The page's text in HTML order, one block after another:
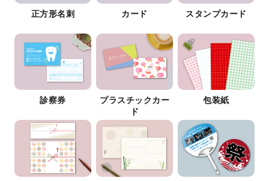
正方形名刺 カード スタンプカード
診察券
プラスチックカー
ド
包装紙